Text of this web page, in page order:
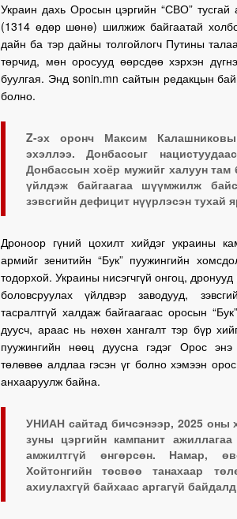
Украин дахь Оросын цэргийн “СВО”
(1314 өдөр шөнө) шилжиж байгаатай
дайн ба тэр дайны толгойлогч Путины
төрчид, мөн оросууд өөрсдөө хэрхэн
буулгая. Энд sonin.mn сайтын редакцын
болно.
Z-эх оронч Максим
эхэллээ. Донбассыг
Донбассын хоёр мужийг халуун там
үйлдэж байгаагаа шүүмжилж
зэвсгийн дефицит нүүрлэсэн тухай
Дроноор гүний цохилт хийдэг украины
армийг зенитийн “Бук” пуужингийн
тодорхой. Украины нисэгчгүй онгоц,
боловсруулах үйлдвэр заводууд,
тасралтгүй халдаж байгаагаас оросын
дуусч, араас нь нөхөн хангалт тэр бүр
пуужингийн нөөц дуусна гэдэг Орос энэ
төлөвөө алдлаа гэсэн үг болно хэмээн
анхааруулж байна.
УНИАН сайтад бичсэнээр, 2025
зуны цэргийн кампанит
амжилтгүй өнгөрсөн. Намар,
Хойтонгийн төсвөө танахаар
ахиулахгүй байхаас аргагүй